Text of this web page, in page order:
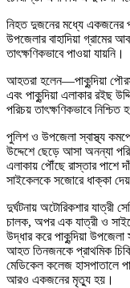
নিহত দুজনের মধ্যে একজনের
উপজেলার বাহাদিয়া গ্রামের
তাৎক্ষণিকভাবে পাওয়া যায়নি।
আহতরা হলেন—পাকুন্দিয়া
এবং পাকুন্দিয়া এলাকার রইছ
পরিচয় তাৎক্ষণিকভাবে
পুলিশ ও উপজেলা স্বাস্থ্য
উদ্দেশে ছেড়ে আসা অনন্যা
এলাকায় পৌঁছে রাস্তার পাশে
সাইকেলকে সজোরে ধাক্কা
দুর্ঘটনায় অটোরিকশার যাত্রী
চালক, অপর এক যাত্রী ও
উদ্ধার করে পাকুন্দিয়া
আহত তিনজনকে প্রাথমিক
মেডিকেল কলেজ হাসপাতালে
আরও একজনের মৃত্যু হয়।